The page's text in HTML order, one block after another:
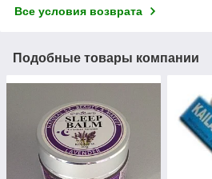
Все условия возврата
Подобные товары компании